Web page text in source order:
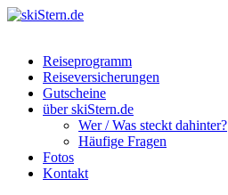
Reiseprogramm
Reiseversicherungen
Gutscheine
über skiStern.de
Wer / Was steckt dahinter?
Häufige Fragen
Fotos
Kontakt